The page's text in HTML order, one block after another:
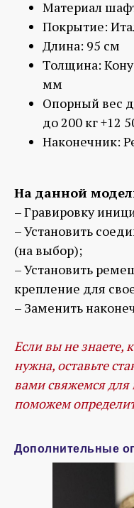
Материал
Покрытие:
Длина: 95 см
Толщина:
мм
Опорный вес
до 200 кг +12
Наконечник:
На данной
– Гравировку
– Установить
(на выбор);
– Установить
крепление для
– Заменить
Если вы не знаете,
нужна, оставьте
вами свяжемся для
поможем
Дополнительные